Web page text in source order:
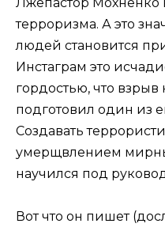
терроризма. А это
людей становится
Инстаграм это
гордостью, что
подготовил один из
Создавать
умерщвлением
научился под
Вот что он пишет